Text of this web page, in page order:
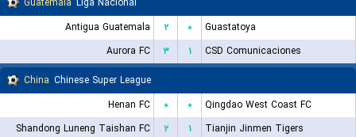
Antigua Guatemala
۲ ۰
Guastatoya
Aurora FC
۳ ۱
CSD Comunicaciones
China Chinese Super League
Henan FC
۰ ۰
Qingdao West Coast FC
Shandong Luneng Taishan FC
۲ ۱
Tianjin Jinmen Tigers